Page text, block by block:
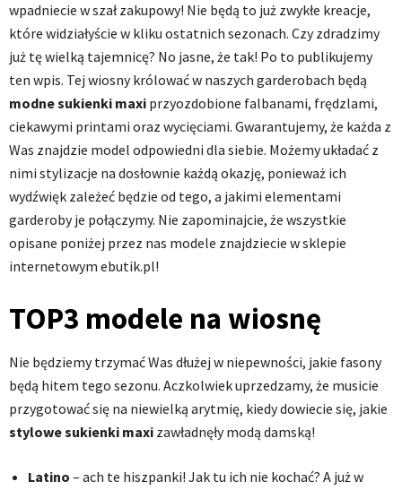
wpadniecie w szał zakupowy! Nie będą to już zwykłe kreacje,
które widziałyście w kliku ostatnich sezonach. Czy zdradzimy
już tę wielką tajemnicę? No jasne, że tak! Po to publikujemy
ten wpis. Tej wiosny królować w naszych garderobach będą
modne sukienki maxi przyozdobione falbanami, frędzlami,
ciekawymi printami oraz wycięciami. Gwarantujemy, że każda z
Was znajdzie model odpowiedni dla siebie. Możemy układać z
nimi stylizacje na dosłownie każdą okazję, ponieważ ich
wydźwięk zależeć będzie od tego, a jakimi elementami
garderoby je połączymy. Nie zapominajcie, że wszystkie
opisane poniżej przez nas modele znajdziecie w sklepie
internetowym ebutik.pl!
TOP3 modele na wiosnę
Nie będziemy trzymać Was dłużej w niepewności, jakie fasony
będą hitem tego sezonu. Aczkolwiek uprzedzamy, że musicie
przygotować się na niewielką arytmię, kiedy dowiecie się, jakie
stylowe sukienki maxi zawładnęły modą damską!
Latino – ach te hiszpanki! Jak tu ich nie kochać? A już w